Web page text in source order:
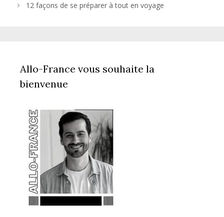
12 façons de se préparer à tout en voyage
Allo-France vous souhaite la
bienvenue